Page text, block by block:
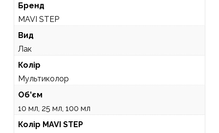
Бренд
MAVI STEP
Вид
Лак
Колір
Мультиколор
Об'єм
10 мл, 25 мл, 100 мл
Колір MAVI STEP